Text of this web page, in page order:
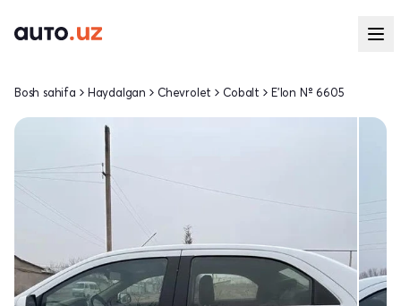
Bosh sahifa Haydalgan Chevrolet Cobalt E'lon № 6605